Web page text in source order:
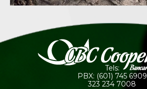
Tels:
PBX: (601) 745 6909
323 234 7008